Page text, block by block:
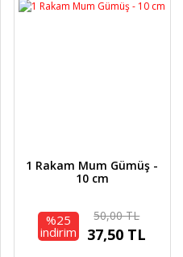
1 Rakam Mum Gümüş -
10 cm
%25
indirim
50,00 TL
37,50 TL